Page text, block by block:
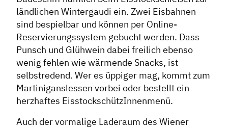
ländlichen Wintergaudi ein. Zwei Eisbahnen
sind bespielbar und können per Online-
Reservierungssystem gebucht werden. Dass
Punsch und Glühwein dabei freilich ebenso
wenig fehlen wie wärmende Snacks, ist
selbstredend. Wer es üppiger mag, kommt zum
Martiniganslessen vorbei oder bestellt ein
herzhaftes EisstockschützInnenmenü.
Auch der vormalige Laderaum des Wiener